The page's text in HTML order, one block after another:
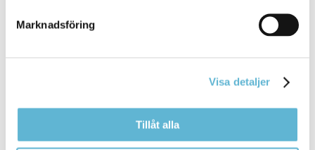
Marknadsföring
Visa detaljer
Tillåt alla
kommunstyrelsen@bromolla.se